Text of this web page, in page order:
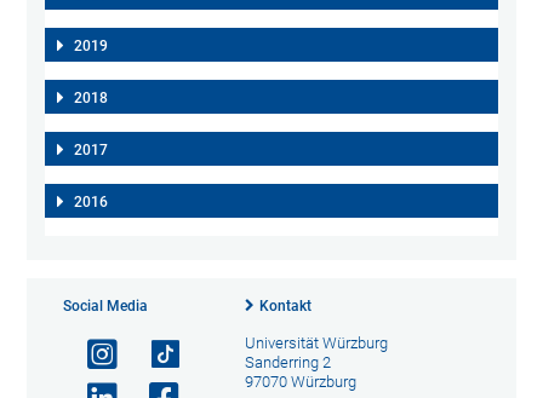
2019
2018
2017
2016
Social Media Kontakt
Universität Würzburg
Sanderring 2
97070 Würzburg